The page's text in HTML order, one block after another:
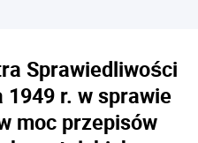
Sprawiedliwości
r. w sprawie
moc przepisów